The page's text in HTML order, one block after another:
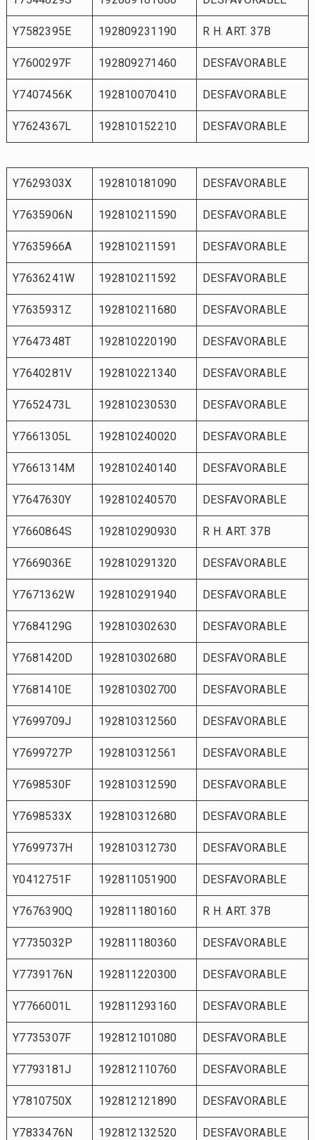
Y7582395E 192809231190 R H. ART. 37B
Y7600297F 192809271460 DESFAVORABLE
Y7407456K 192810070410 DESFAVORABLE
Y7624367L 192810152210 DESFAVORABLE
Y7629303X 192810181090 DESFAVORABLE
Y7635906N 192810211590 DESFAVORABLE
Y7635966A 192810211591 DESFAVORABLE
Y7636241W 192810211592 DESFAVORABLE
Y7635931Z 192810211680 DESFAVORABLE
Y7647348T 192810220190 DESFAVORABLE
Y7640281V 192810221340 DESFAVORABLE
Y7652473L 192810230530 DESFAVORABLE
Y7661305L 192810240020 DESFAVORABLE
Y7661314M 192810240140 DESFAVORABLE
Y7647630Y 192810240570 DESFAVORABLE
Y7660864S 192810290930 R H. ART. 37B
Y7669036E 192810291320 DESFAVORABLE
Y7671362W 192810291940 DESFAVORABLE
Y7684129G 192810302630 DESFAVORABLE
Y7681420D 192810302680 DESFAVORABLE
Y7681410E 192810302700 DESFAVORABLE
Y7699709J 192810312560 DESFAVORABLE
Y7699727P 192810312561 DESFAVORABLE
Y7698530F 192810312590 DESFAVORABLE
Y7698533X 192810312680 DESFAVORABLE
Y7699737H 192810312730 DESFAVORABLE
Y0412751F 192811051900 DESFAVORABLE
Y7676390Q 192811180160 R H. ART. 37B
Y7735032P 192811180360 DESFAVORABLE
Y7739176N 192811220300 DESFAVORABLE
Y7766001L 192811293160 DESFAVORABLE
Y7735307F 192812101080 DESFAVORABLE
Y7793181J 192812110760 DESFAVORABLE
Y7810750X 192812121890 DESFAVORABLE
Y7833476N 192812132520 DESFAVORABLE